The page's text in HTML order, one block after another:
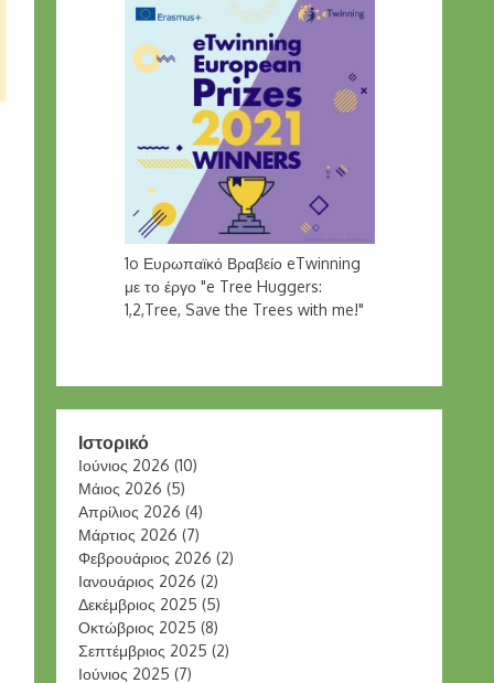
1o Ευρωπαϊκό Βραβείο eTwinning
με το έργο "e Tree Huggers:
1,2,Tree, Save the Trees with me!"
Ιστορικό
Ιούνιος 2026 (10)
Μάιος 2026 (5)
Απρίλιος 2026 (4)
Μάρτιος 2026 (7)
Φεβρουάριος 2026 (2)
Ιανουάριος 2026 (2)
Δεκέμβριος 2025 (5)
Οκτώβριος 2025 (8)
Σεπτέμβριος 2025 (2)
Ιούνιος 2025 (7)